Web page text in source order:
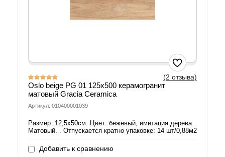
(2 отзыва)
Oslo beige PG 01 125х500 керамогранит
матовый Gracia Ceramica
Артикул: 010400001039
Размер: 12,5х50см. Цвет: бежевый, имитация дерева.
Матовый. . Отпускается кратно упаковке: 14 шт/0,88м2
Добавить к сравнению